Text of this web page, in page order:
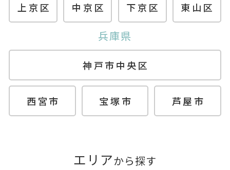
上京区 中京区 下京区 東山区
兵庫県
神戸市中央区
西宮市 宝塚市 芦屋市
エリアから探す